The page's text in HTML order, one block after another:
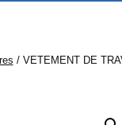
/ VETEMENT DE